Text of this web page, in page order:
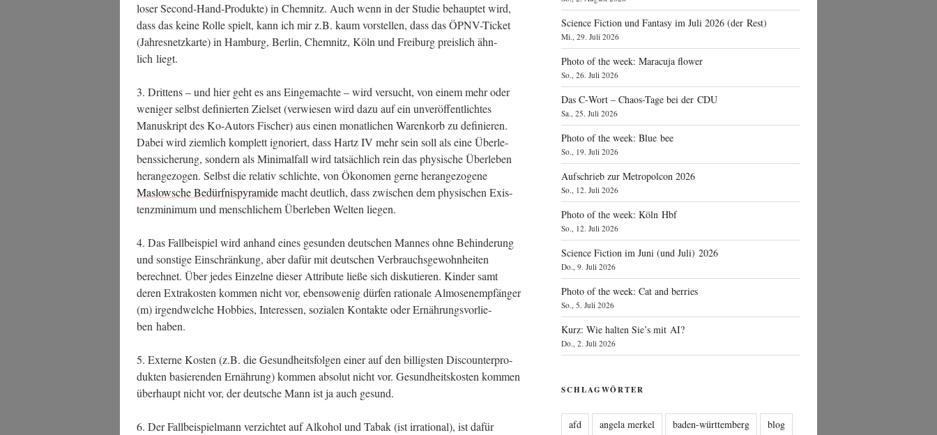
lo­ser Second-Hand-Pro­duk­te) in Chem­nitz. Auch wenn in der Stu­die behaup­tet wird,
dass das kei­ne Rol­le spielt, kann ich mir z.B. kaum vor­stel­len, dass das ÖPNV-Ticket
(Jah­res­netz­kar­te) in Ham­burg, Ber­lin, Chem­nitz, Köln und Frei­burg preis­lich ähn­
lich liegt.
3. Drit­tens – und hier geht es ans Ein­ge­mach­te – wird ver­sucht, von einem mehr oder
weni­ger selbst defi­nier­ten Ziel­set (ver­wie­sen wird dazu auf ein unver­öf­fent­lich­tes
Manu­skript des Ko-Autors Fischer) aus einen monat­li­chen Waren­korb zu defi­nie­ren.
Dabei wird ziem­lich kom­plett igno­riert, dass Hartz IV mehr sein soll als eine Über­le­
bens­si­che­rung, son­dern als Mini­mal­fall wird tat­säch­lich rein das phy­si­sche Über­le­ben
her­an­ge­zo­gen. Selbst die rela­tiv schlich­te, von Öko­no­men ger­ne her­an­ge­zo­ge­ne
Maslow­sche Bedürf­nis­py­ra­mi­demacht deut­lich, dass zwi­schen dem phy­si­schen Exis­
tenz­mi­ni­mum und mensch­li­chem Über­le­ben Wel­ten liegen.
4. Das Fall­bei­spiel wird anhand eines gesun­den deut­schen Man­nes ohne Behin­de­rung
und sons­ti­ge Ein­schrän­kung, aber dafür mit deut­schen Ver­brauchs­ge­wohn­hei­ten
berech­net. Über jedes Ein­zel­ne die­ser Attri­bu­te lie­ße sich dis­ku­tie­ren. Kin­der samt
deren Extra­kos­ten kom­men nicht vor, eben­so­we­nig dür­fen ratio­na­le Almo­sen­emp­fän­ger
(m) irgend­wel­che Hob­bies, Inter­es­sen, sozia­len Kon­tak­te oder Ernäh­rungs­vor­lie­
ben haben.
5. Exter­ne Kos­ten (z.B. die Gesund­heits­fol­gen einer auf den bil­ligs­ten Dis­coun­ter­pro­
duk­ten basie­ren­den Ernäh­rung) kom­men abso­lut nicht vor. Gesund­heits­kos­ten kom­men
über­haupt nicht vor, der deut­sche Mann ist ja auch gesund.
6. Der Fall­bei­spiel­mann ver­zich­tet auf Alko­hol und Tabak (ist irra­tio­nal), ist dafür
Science Fiction und Fantasy im Juli 2026 (der Rest)
Mi., 29. Juli 2026
Photo of the week: Maracuja flower
So., 26. Juli 2026
Das C‑Wort – Chaos-Tage bei der CDU
Sa., 25. Juli 2026
Photo of the week: Blue bee
So., 19. Juli 2026
Aufschrieb zur Metropolcon 2026
So., 12. Juli 2026
Photo of the week: Köln Hbf
So., 12. Juli 2026
Science Fiction im Juni (und Juli) 2026
Do., 9. Juli 2026
Photo of the week: Cat and berries
So., 5. Juli 2026
Kurz: Wie halten Sie’s mit AI?
Do., 2. Juli 2026
SCHLAGWÖRTER
afd angela merkel baden-württemberg
blog